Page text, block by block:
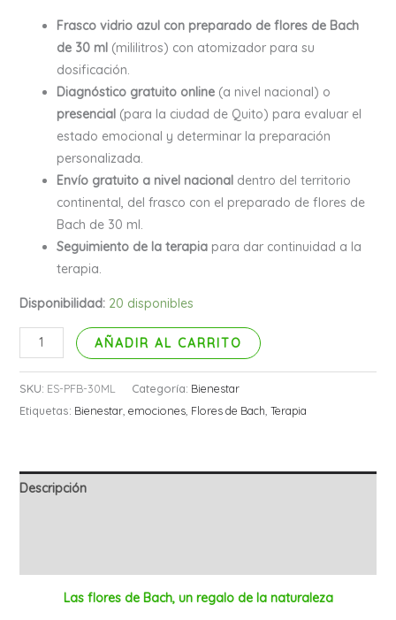
Frasco vidrio azul con preparado de flores de Bach
de 30 ml(mililitros) con atomizador para su
dosificación.
Diagnóstico gratuito online(a nivel nacional) o
presencial(para la ciudad de Quito) para evaluar el
estado emocional y determinar la preparación
personalizada.
Envío gratuito a nivel nacionaldentro del territorio
continental, del frasco con el preparado de flores de
Bach de 30 ml.
Seguimiento de la terapia para dar continuidad a la
terapia.
Disponibilidad: 20 disponibles
AÑADIR AL CARRITO
SKU: ES-PFB-30ML Categoría: Bienestar
Etiquetas: Bienestar, emociones, Flores de Bach Terapia
Descripción
Las flores de Bach, un regalo de la naturaleza